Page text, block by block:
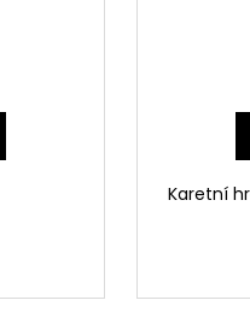
Karetní